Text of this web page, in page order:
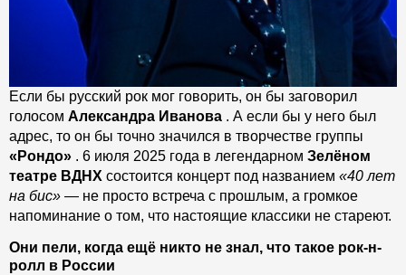
Если бы русский рок мог говорить, он бы заговорил
голосом Александра Иванова . А если бы у него был
адрес, то он бы точно значился в творчестве группы
«Рондо» . 6 июля 2025 года в легендарном Зелёном
театре ВДНХ состоится концерт под названием «40 лет
на бис» — не просто встреча с прошлым, а громкое
напоминание о том, что настоящие классики не стареют.
Они пели, когда ещё никто не знал, что такое рок-н-
ролл в России